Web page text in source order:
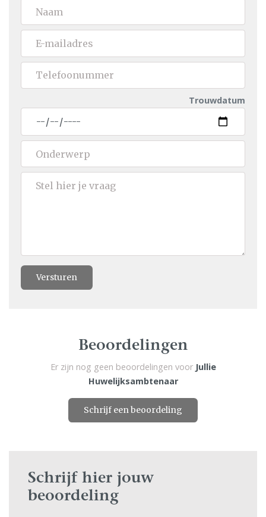
Trouwdatum
Versturen
Beoordelingen
Er zijn nog geen beoordelingen voor Jullie
Huwelijksambtenaar
Schrijf een beoordeling
Schrijf hier jouw
beoordeling